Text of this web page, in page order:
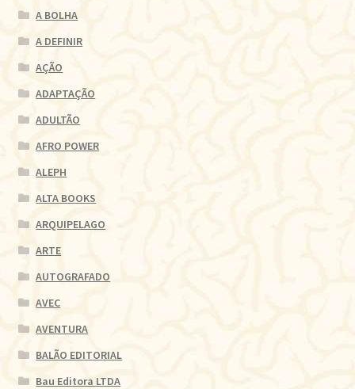
A BOLHA
A DEFINIR
AÇÃO
ADAPTAÇÃO
ADULTÃO
AFRO POWER
ALEPH
ALTA BOOKS
ARQUIPELAGO
ARTE
AUTOGRAFADO
AVEC
AVENTURA
BALÃO EDITORIAL
Bau Editora LTDA